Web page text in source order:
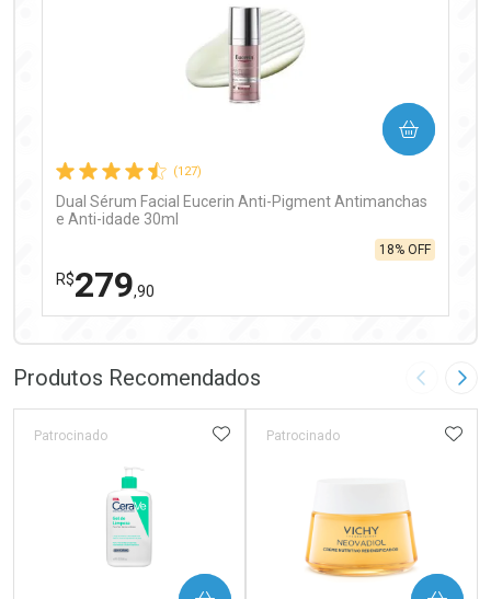
(127)
Dual Sérum Facial Eucerin Anti-Pigment Antimanchas
e Anti-idade 30ml
R$279,90
18% OFF
COMPRAR
Laboratório
Por Menos
Produtos Recomendados Imagem
Patrocinado ADICIONAR AOS FAVORITOS
Patrocinado